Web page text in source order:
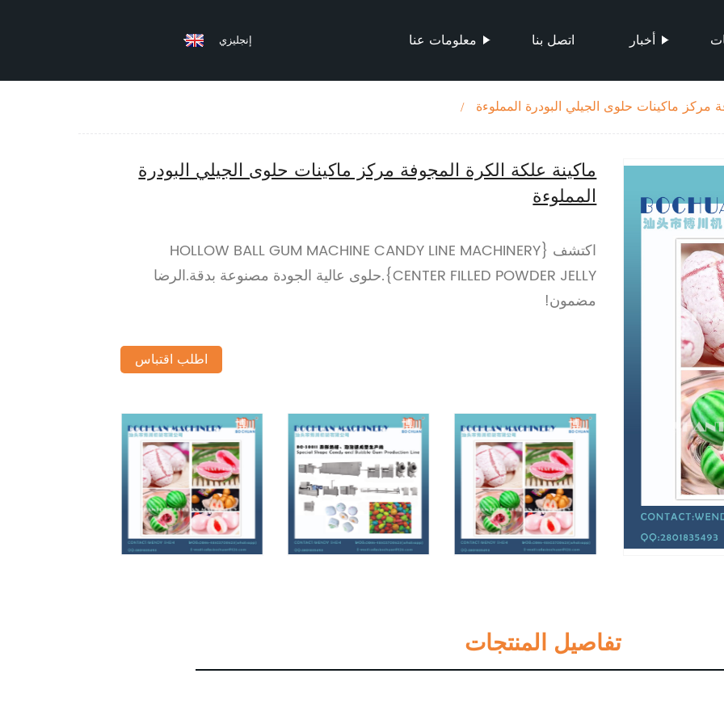
أخبار اتصل بنا معلومات عنا إنجليزي
مركز ماكينات حلوى الجيلي البودرة المملوءة
ماكينة علكة الكرة المجوفة مركز ماكينات حلوى الجيلي البودرة
المملوءة
اكتشف {HOLLOW BALL GUM MACHINE CANDY LINE MACHINERY
CENTER FILLED POWDER JELLY}.حلوى عالية الجودة مصنوعة بدقة.الرضا
مضمون!
اطلب اقتباس
تفاصيل المنتجات